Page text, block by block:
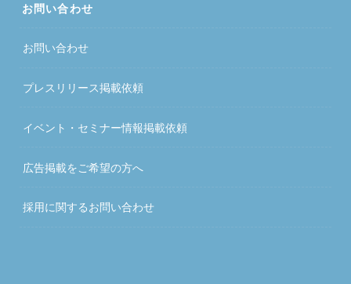
お問い合わせ
お問い合わせ
プレスリリース掲載依頼
イベント・セミナー情報掲載依頼
広告掲載をご希望の方へ
採用に関するお問い合わせ